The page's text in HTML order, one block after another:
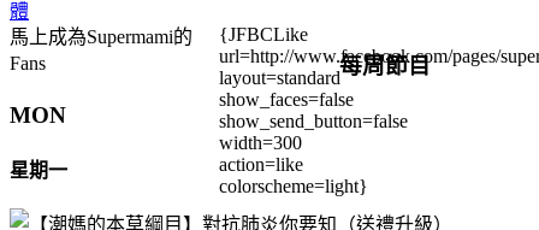
體
馬上成為Supermami的
Fans
{JFBCLike
url=http://www.facebook.com/pages/
layout=standard
show_faces=false
show_send_button=false
width=300
action=like
colorscheme=light}
每周節目
MON
星期一